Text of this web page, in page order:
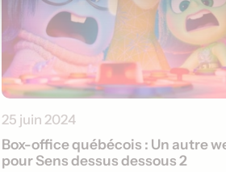
25 juin 2024
Box-office québécois : Un autre
pour Sens dessus dessous 2